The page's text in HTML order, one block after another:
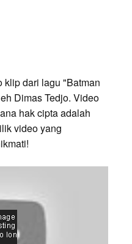
klip dari lagu "Batman
Dimas Tedjo. Video
hak cipta adalah
video yang